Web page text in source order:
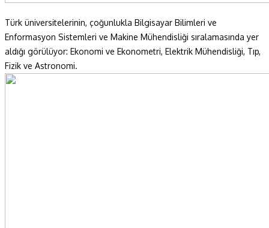
Türk üniversitelerinin, çoğunlukla Bilgisayar Bilimleri ve
Enformasyon Sistemleri ve Makine Mühendisliği sıralamasında yer
aldığı görülüyor: Ekonomi ve Ekonometri, Elektrik Mühendisliği, Tıp,
Fizik ve Astronomi.